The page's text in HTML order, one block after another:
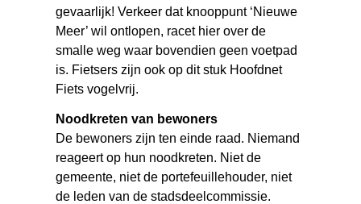
gevaarlijk! Verkeer dat knooppunt ‘Nieuwe
Meer’ wil ontlopen, racet hier over de
smalle weg waar bovendien geen voetpad
is. Fietsers zijn ook op dit stuk Hoofdnet
Fiets vogelvrij.
Noodkreten van bewoners
De bewoners zijn ten einde raad. Niemand
reageert op hun noodkreten. Niet de
gemeente, niet de portefeuillehouder, niet
de leden van de stadsdeelcommissie.